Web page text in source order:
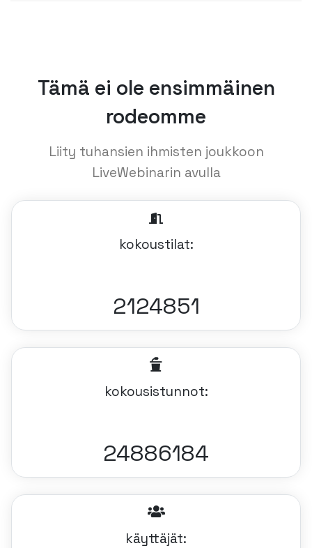
Tämä ei ole ensimmäinen
rodeomme
Liity tuhansien ihmisten joukkoon
LiveWebinarin avulla
kokoustilat:
2124851
kokousistunnot:
24886184
käyttäjät: